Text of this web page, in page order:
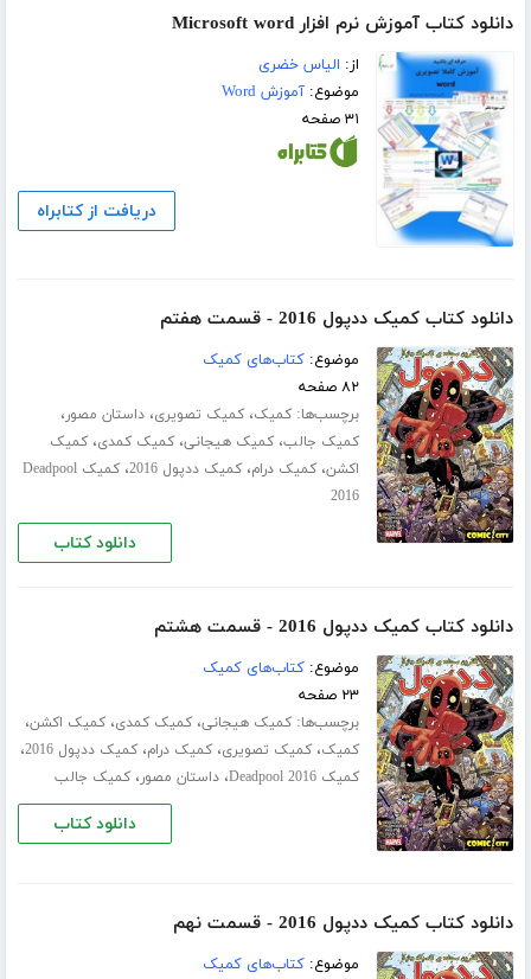
دانلود کتاب آموزش نرم افزار Microsoft word
از: الیاس خضری
موضوع:آموزش Word
۳۱ صفحه
دریافت از کتابراه
دانلود کتاب کمیک ددپول 2016 - قسمت هفتم
موضوع:کتاب‌های کمیک
۸۲ صفحه
برچسب‌ها:کمیک،کمیک تصویری،داستان مصور،
کمیک جالب،کمیک هیجانی،کمیک کمدی،کمیک
اکشن،کمیک درام،کمیک ددپول 2016 ،
کمیک Deadpool
2016
دانلود کتاب
دانلود کتاب کمیک ددپول 2016 - قسمت هشتم
موضوع:کتاب‌های کمیک
۲۳ صفحه
برچسب‌ها:کمیک هیجانی،کمیک کمدی،کمیک اکشن،
کمیک،کمیک تصویری،کمیک درام،کمیک ددپول 2016 ،
کمیک Deadpool 2016 ،داستان مصور،کمیک جالب
دانلود کتاب
دانلود کتاب کمیک ددپول 2016 - قسمت نهم
موضوع:کتاب‌های کمیک